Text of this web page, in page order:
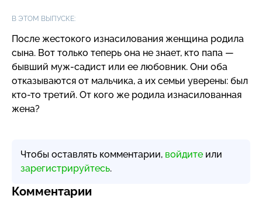
В ЭТОМ ВЫПУСКЕ:
После жестокого изнасилования женщина родила
сына. Вот только теперь она не знает, кто папа —
бывший муж-садист или ее любовник. Они оба
отказываются от мальчика, а их семьи уверены: был
кто-то третий. От кого же родила изнасилованная
жена?
Чтобы оставлять комментарии, войдите или
зарегистрируйтесь.
Комментарии